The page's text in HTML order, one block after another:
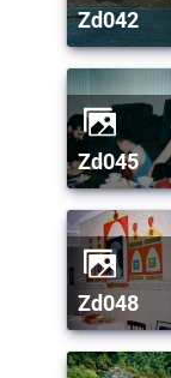
zd042
zd045
zd048